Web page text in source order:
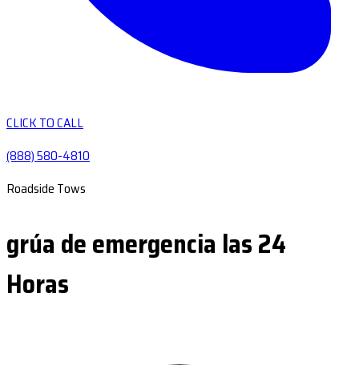
CLICK TO CALL
(888) 580-4810
Roadside Tows
grúa de emergencia las 24
Horas